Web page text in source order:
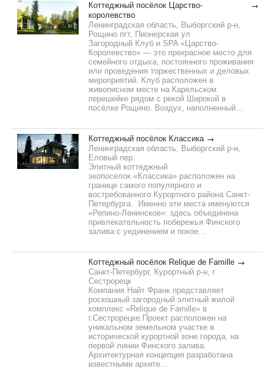
Коттеджный посёлок Царство-
королевство
Ленинградская область, Выборгский р-н,
Рощино пгт, Пионерская ул
Загородный Клуб и SPA «Царство-
Королевство» — это прекрасное место для
семейного отдыха, постоянного проживания
или проведения торжественных и деловых
мероприятий. Клуб расположен в
живописном месте на Карельском
перешейке рядом с рекой Широкой в
посёлке Рощино. Воздух, наполненный...
Коттеджный посёлок Классика
Ленинградская область, Выборгский р-н,
Еловый пер.
Элитный коттеджный
экопоселок «Классика» расположен на
границе самого популярного и
востребованного Курортного района Санкт-
Петербурга. Именно эти места именуются
«Репино-Ленинское»: здесь объединена
привлекательность побережья Финского
залива с уединением и покое...
Коттеджный посёлок Relique de Famille
Санкт-Петербург, Курортный р-н, г
Сестрорецк
Компания Найт Франк представляет
роскошный загородный элитный жилой
комплекс «Relique de Famille» в
г.Сестрорецке.Проект расположен на
уникальном земельном участке в
исторической курортной зоне города, на
первой линии Финского залива.
Архитектурная концепция разработана
известными архите...